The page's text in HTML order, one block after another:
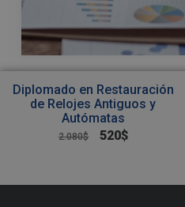
Diplomado en Restauración
de Relojes Antiguos y
Autómatas
2.080$ 520$